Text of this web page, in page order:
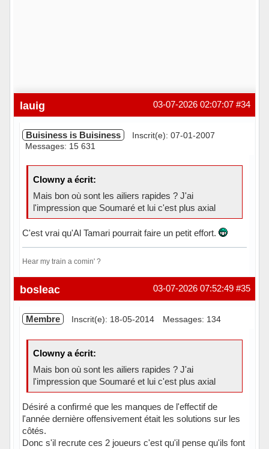
#34
03-07-2026 02:07:07
lauig
Buisiness is Buisiness
Inscrit(e): 07-01-2007
Messages: 15 631
Clowny a écrit:
Mais bon où sont les ailiers rapides ? J'ai
l'impression que Soumaré et lui c'est plus axial
C'est vrai qu'Al Tamari pourrait faire un petit effort.
Hear my train a comin' ?
Hors ligne #35
03-07-2026 07:52:49
bosleac
Membre Inscrit(e): 18-05-2014 Messages: 134
Clowny a écrit:
Mais bon où sont les ailiers rapides ? J'ai
l'impression que Soumaré et lui c'est plus axial
Désiré a confirmé que les manques de l'effectif de
l'année dernière offensivement était les solutions sur les
côtés.
Donc s'il recrute ces 2 joueurs c'est qu'il pense qu'ils font